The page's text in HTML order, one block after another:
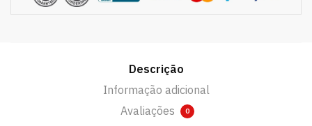
Descrição
Informação adicional
Avaliações
0